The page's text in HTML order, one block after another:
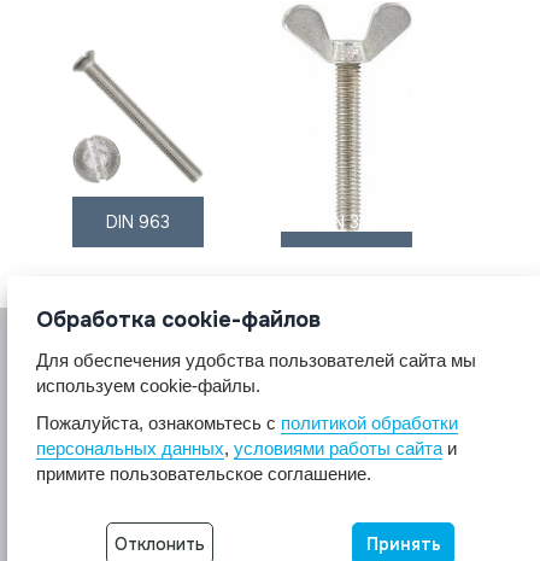
DIN 963 DIN 316
© 2017 A2A4
Крепеж из нержавеющей стали А2 А4.
Разработка сайта -
Неткам
Обработка cookie-файлов
Для обеспечения удобства пользователей сайта мы
используем cookie-файлы.
Пожалуйста, ознакомьтесь с политикой обработки
персональных данных, условиями работы сайта и
примите пользовательское соглашение.
Отклонить Принять